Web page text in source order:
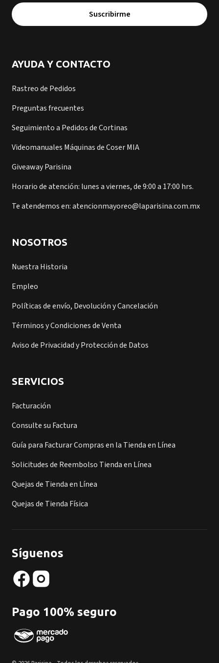
Suscribirme
AYUDA Y CONTACTO
Rastreo de Pedidos
Preguntas frecuentes
Seguimiento a Pedidos de Cortinas
Videomanuales Máquinas de Coser MIA
Giveaway Parisina
Horario de atención: lunes a viernes, de 9:00 a 17:00 hrs.
Te atendemos en: atencionmayoreo@laparisina.com.mx
NOSOTROS
Nuestra Historia
Empleo
Políticas de envío, Devolución y Cancelación
Términos y Condiciones de Venta
Aviso de Privacidad y Protección de Datos
SERVICIOS
Facturación
Consulte su Factura
Guía para Facturar Compras en la Tienda en Línea
Solicitudes de Reembolso Tienda en Línea
Quejas de Tienda en Línea
Quejas de Tienda Física
Síguenos
Pago 100% seguro